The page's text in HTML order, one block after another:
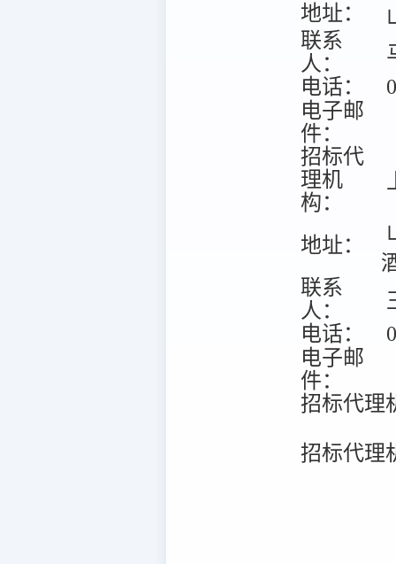
地址：
联系
人：
电话：
电子邮
件：
招标代
理机
构：
地址：
联系
人：
电话：
电子邮
件：
招标代理
招标代理